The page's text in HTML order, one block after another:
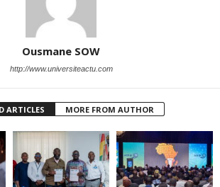
Ousmane SOW
http://www.universiteactu.com
ARTICLES MORE FROM AUTHOR